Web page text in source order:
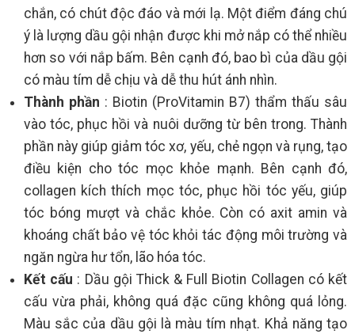
chắn, có chút độc đáo và mới lạ. Một điểm đáng chú
ý là lượng dầu gội nhận được khi mở nắp có thể nhiều
hơn so với nắp bấm. Bên cạnh đó, bao bì của dầu gội
có màu tím dễ chịu và dễ thu hút ánh nhìn.
Thành phần : Biotin (ProVitamin B7) thẩm thấu sâu
vào tóc, phục hồi và nuôi dưỡng từ bên trong. Thành
phần này giúp giảm tóc xơ, yếu, chẻ ngọn và rụng, tạo
điều kiện cho tóc mọc khỏe mạnh. Bên cạnh đó,
collagen kích thích mọc tóc, phục hồi tóc yếu, giúp
tóc bóng mượt và chắc khỏe. Còn có axit amin và
khoáng chất bảo vệ tóc khỏi tác động môi trường và
ngăn ngừa hư tổn, lão hóa tóc.
Kết cấu : Dầu gội Thick & Full Biotin Collagen có kết
cấu vừa phải, không quá đặc cũng không quá lỏng.
Màu sắc của dầu gội là màu tím nhạt. Khả năng tạo